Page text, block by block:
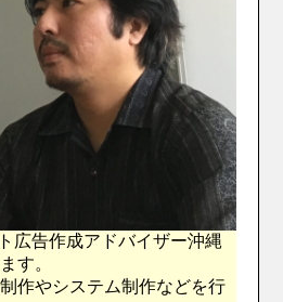
広告作成アドバイザー沖縄
す。
作やシステム制作などを行